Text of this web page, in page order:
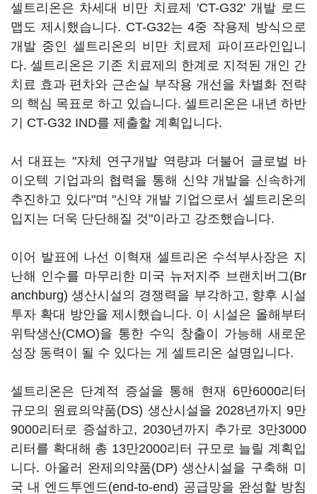
셀트리온은 차세대 비만 치료제 'CT-G32' 개발 로드
맵도 제시했습니다. CT-G32는 4중 작용제 방식으로
개발 중인 셀트리온의 비만 치료제 파이프라인입니
다. 셀트리온은 기존 치료제의 한계로 지적된 개인 간
치료 효과 편차와 근손실 부작용 개선을 차별화 전략
의 핵심 목표로 하고 있습니다. 셀트리온은 내년 하반
기 CT-G32 IND를 제출할 계획입니다.
서 대표는 "자체 연구개발 역량과 더불어 글로벌 바
이오텍 기업과의 협력을 통해 신약 개발을 신속하게
추진하고 있다"며 "신약 개발 기업으로서 셀트리온의
입지는 더욱 단단해질 것"이라고 강조했습니다.
이어 발표에 나선 이혁재 셀트리온 수석부사장은 지
난해 인수를 마무리한 미국 뉴저지주 브랜치버그(Br
anchburg) 생산시설의 경쟁력을 부각하고, 향후 시설
투자 확대 방안을 제시했습니다. 이 시설은 올해부터
위탁생산(CMO)을 통한 수익 창출이 가능해 새로운
성장 동력이 될 수 있다는 게 셀트리온 설명입니다.
셀트리온은 단계적 증설을 통해 현재 6만6000리터
규모의 원료의약품(DS) 생산시설을 2028년까지 9만
9000리터로 증설하고, 2030년까지 추가로 3만3000
리터를 확대해 총 13만2000리터 규모로 늘릴 계획입
니다. 아울러 완제의약품(DP) 생산시설을 구축해 미
국 내 엔드투엔드(end-to-end) 공급망을 완성할 방침